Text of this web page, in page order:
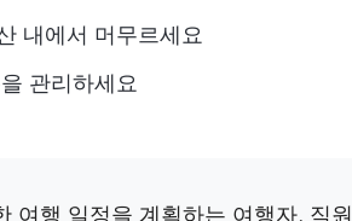
내에서 머무르세요
관리하세요
여행 일정을 계획하는 여행자, 직